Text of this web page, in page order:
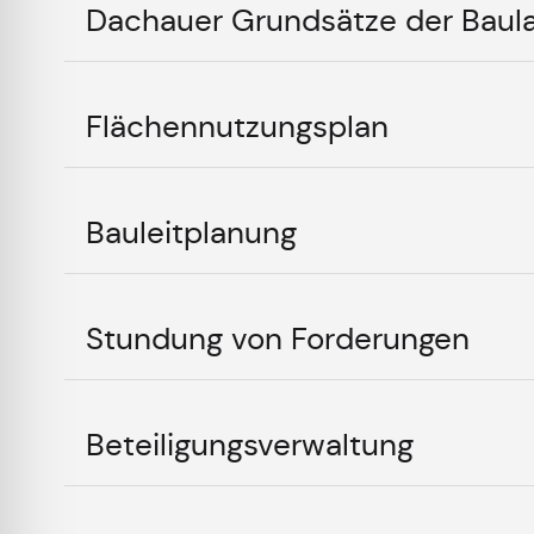
Dachauer Grundsätze der
Flächennutzungsplan
Bauleitplanung
Stundung von Forderungen
Beteiligungsverwaltung